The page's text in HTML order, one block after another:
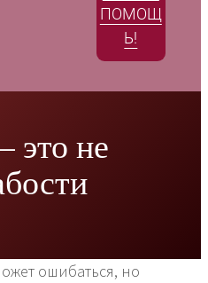
ПОМОЩ
Ь!
это не
ошибаться, но